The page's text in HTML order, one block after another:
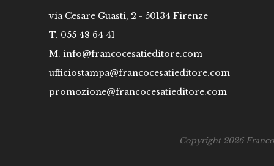
via Cesare Guasti, 2 - 50134 Firenze
T. 055 48 64 41
M. info@francocesatieditore.com
ufficiostampa@francocesatieditore.com
promozione@francocesatieditore.com
Copyright 2026